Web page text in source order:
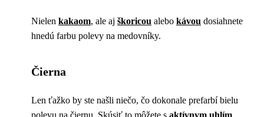
Nielen kakaom, ale aj škoricou alebo kávou dosiahnete
hnedú farbu polevy na medovníky.
Čierna
Len ťažko by ste našli niečo, čo dokonale prefarbí bielu